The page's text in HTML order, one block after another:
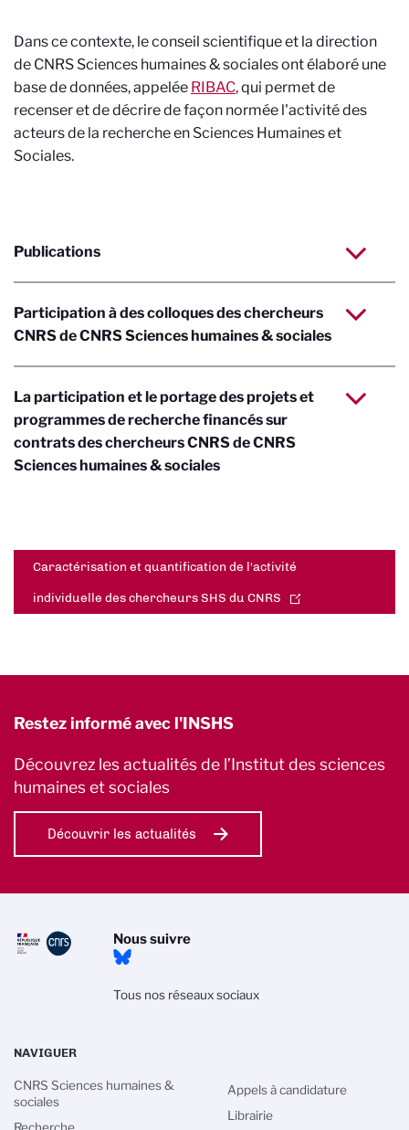
Dans ce contexte, le conseil scientifique et la direction
de CNRS Sciences humaines & socialesont élaboré une
base de données, appelée RIBAC, qui permet de
recenser et de décrire de façon normée l'activité des
acteurs de la recherche en Sciences Humaines et
Sociales.
Publications
Participation à des colloques des chercheurs
CNRS de CNRS Sciences humaines & sociales
La participation et le portage des projets et
programmes de recherche financés sur
contrats des chercheurs CNRS de CNRS
Sciences humaines & sociales
Caractérisation et quantification de l'activité
individuelle des chercheurs SHS du CNRS
Restez informé avec l'INSHS
Découvrez les actualités de l’Institut des sciences
humaines et sociales
Découvrir les actualités
Nous suivre
Tous nos réseaux sociaux
NAVIGUER
CNRS Sciences humaines &
sociales
Appels à candidature
Librairie